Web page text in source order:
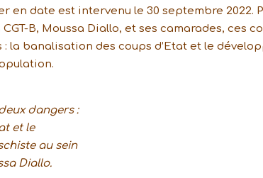
en date est intervenu le 30 septembre 2022.
B, Moussa Diallo, et ses camarades, ces
la banalisation des coups d’Etat et le
dangers :
et le
au sein
Diallo.